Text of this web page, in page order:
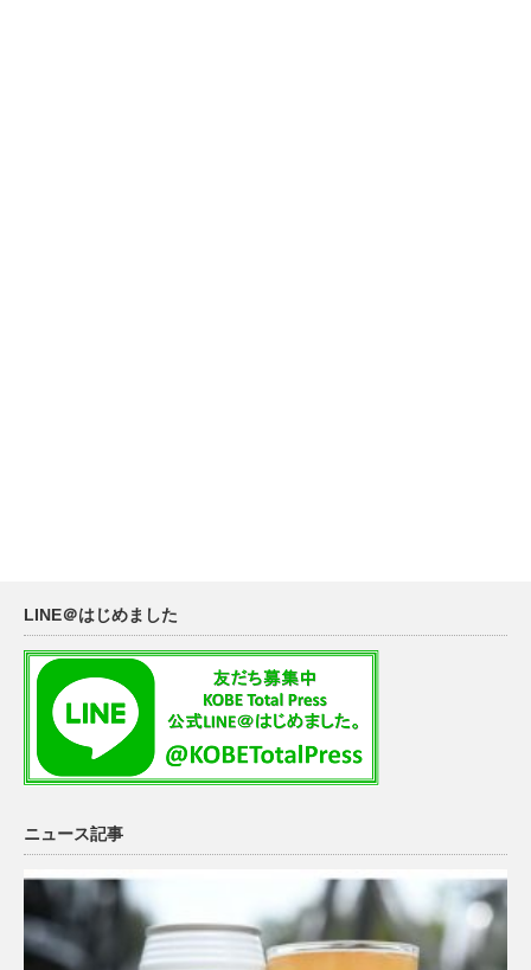
LINE＠はじめました
ニュース記事